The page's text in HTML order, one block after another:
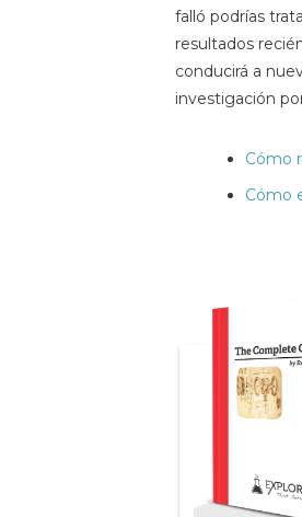
falló podrías
resultados
conducirá a
investigación
Cómo
Cómo